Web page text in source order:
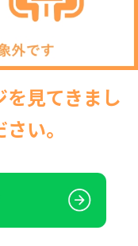
見てきまし
い。